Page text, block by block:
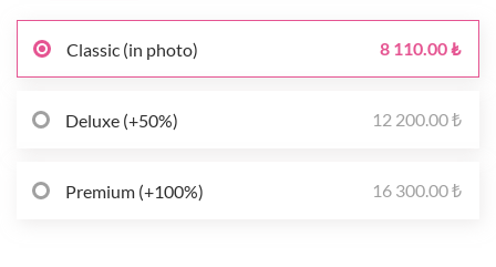
Classic (in photo) 8 110.00 ₺
Deluxe (+50%) 12 200.00 ₺
Premium (+100%) 16 300.00 ₺